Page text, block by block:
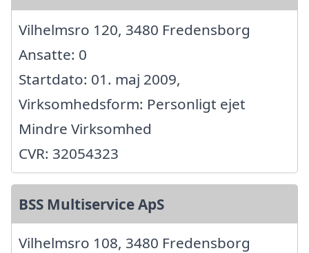
Vilhelmsro 120, 3480 Fredensborg
Ansatte: 0
Startdato: 01. maj 2009,
Virksomhedsform: Personligt ejet
Mindre Virksomhed
CVR: 32054323
BSS Multiservice ApS
Vilhelmsro 108, 3480 Fredensborg